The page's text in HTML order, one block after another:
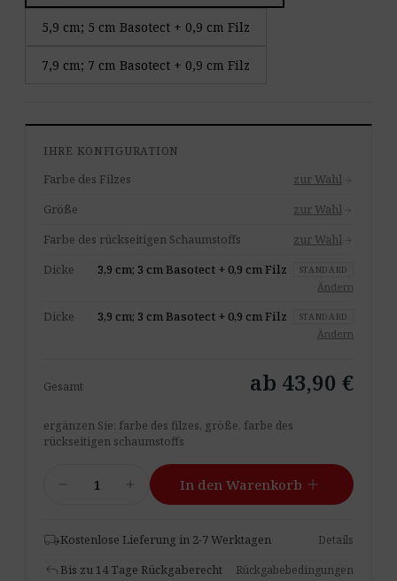
5,9 cm; 5 cm Basotect + 0,9 cm Filz
7,9 cm; 7 cm Basotect + 0,9 cm Filz
IHRE KONFIGURATION
Farbe des Filzes zur Wahl arrow_forward
Größe zur Wahl arrow_forward
Farbe des rückseitigen Schaumstoffs zur Wahl arrow_forward
Dicke 3,9 cm; 3 cm Basotect + 0,9 cm Filz STANDARD
Ändern
Dicke 3,9 cm; 3 cm Basotect + 0,9 cm Filz STANDARD
Ändern
Gesamt ab 43,90 €
ergänzen Sie: farbe des filzes, größe, farbe des
rückseitigen schaumstoffs
Square
add In den Warenkorb add
local_shippingKostenlose Lieferung in 2-7 Werktagen Details
reply Bis zu 14 Tage Rückgaberecht Rückgabebedingungen